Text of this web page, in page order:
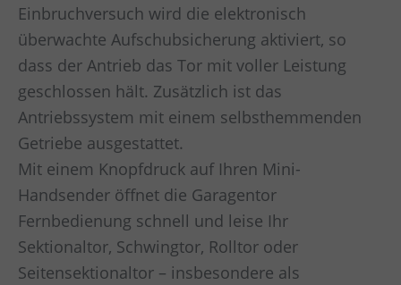
Einbruchversuch wird die elektronisch
überwachte Aufschubsicherung aktiviert, so
dass der Antrieb das Tor mit voller Leistung
geschlossen hält. Zusätzlich ist das
Antriebssystem mit einem selbsthemmenden
Getriebe ausgestattet.
Mit einem Knopfdruck auf Ihren Mini-
Handsender öffnet die Garagentor
Fernbedienung schnell und leise Ihr
Sektionaltor, Schwingtor, Rolltor oder
Seitensektionaltor – insbesondere als